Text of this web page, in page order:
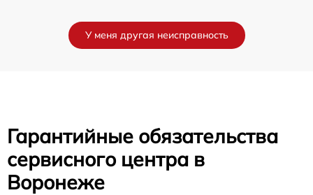
У меня другая неисправность
Гарантийные обязательства
сервисного центра в
Воронеже